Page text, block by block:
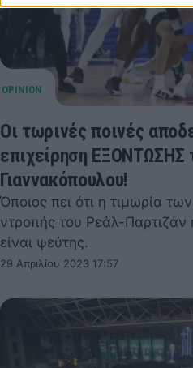
Οι τωρινές ποινές
επιχείρηση ΕΞΟΝΤΩΣΗΣ
Γιαννακόπουλου!
Όποιος πει ότι η τιμωρία
ντροπής του Ρεάλ-Παρτιζάν
είναι ψεύτης.
29 Απριλίου 2023 17:57